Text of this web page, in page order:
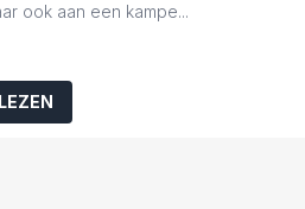
ook aan een kampe...
LEZEN